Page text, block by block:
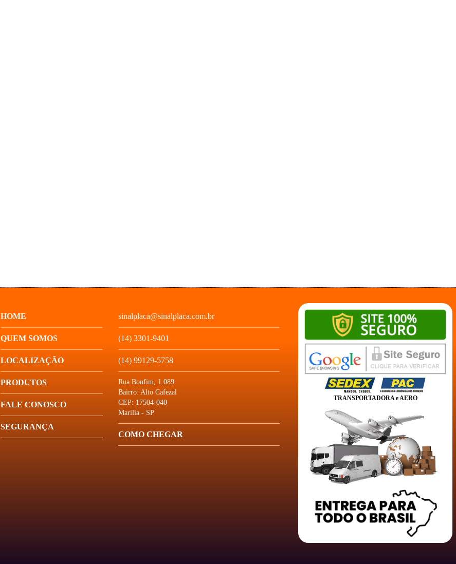
HOME
QUEM SOMOS
LOCALIZAÇÃO
PRODUTOS
FALE CONOSCO
SEGURANÇA
sinalplaca@sinalplaca.com.br
(14) 3301-9401
(14) 99129-5758
Rua Bonfim, 1.089
Bairro: Alto Cafezal
CEP: 17504-040
Marília - SP
COMO CHEGAR
TRANSPORTADORA e AERO